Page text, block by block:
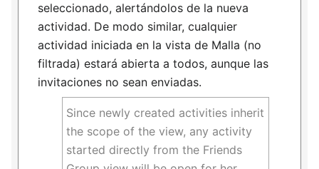
seleccionado, alertándolos de la nueva
actividad. De modo similar, cualquier
actividad iniciada en la vista de Malla (no
filtrada) estará abierta a todos, aunque las
invitaciones no sean enviadas.
Since newly created activities inherit
the scope of the view, any activity
started directly from the Friends